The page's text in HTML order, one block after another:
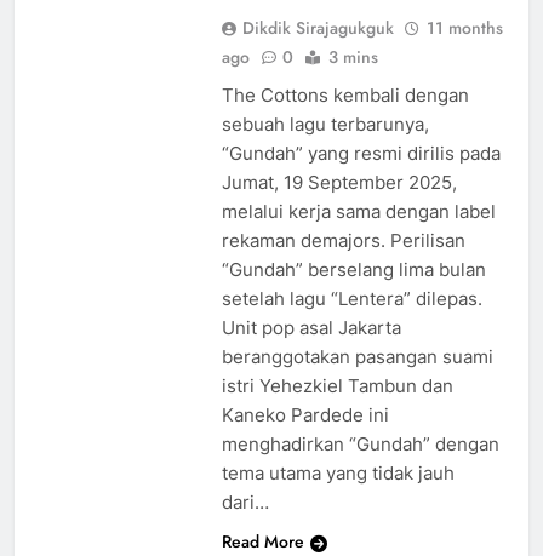
Dikdik Sirajagukguk
11 months
ago
0 3 mins
The Cottons kembali dengan
sebuah lagu terbarunya,
“Gundah” yang resmi dirilis pada
Jumat, 19 September 2025,
melalui kerja sama dengan label
rekaman demajors. Perilisan
“Gundah” berselang lima bulan
setelah lagu “Lentera” dilepas.
Unit pop asal Jakarta
beranggotakan pasangan suami
istri Yehezkiel Tambun dan
Kaneko Pardede ini
menghadirkan “Gundah” dengan
tema utama yang tidak jauh
dari…
Read More